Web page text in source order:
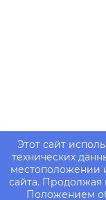
Этот сайт
технических
местоположении
сайта. Продолжая
Положением